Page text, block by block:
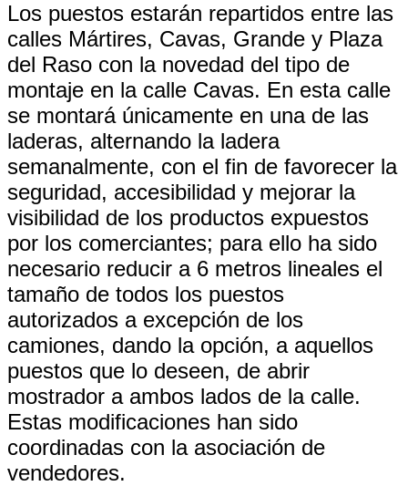
Los puestos estarán repartidos entre las
calles Mártires, Cavas, Grande y Plaza
del Raso con la novedad del tipo de
montaje en la calle Cavas. En esta calle
se montará únicamente en una de las
laderas, alternando la ladera
semanalmente, con el fin de favorecer la
seguridad, accesibilidad y mejorar la
visibilidad de los productos expuestos
por los comerciantes; para ello ha sido
necesario reducir a 6 metros lineales el
tamaño de todos los puestos
autorizados a excepción de los
camiones, dando la opción, a aquellos
puestos que lo deseen, de abrir
mostrador a ambos lados de la calle.
Estas modificaciones han sido
coordinadas con la asociación de
vendedores.